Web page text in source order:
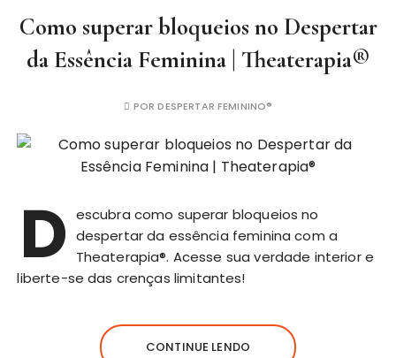
Como superar bloqueios no Despertar
da Essência Feminina | Theaterapia®
PORDESPERTAR FEMININO®
D escubra como superar bloqueios no
despertar da essência feminina com a
Theaterapia®. Acesse sua verdade interior e
liberte-se das crenças limitantes!
CONTINUE LENDO